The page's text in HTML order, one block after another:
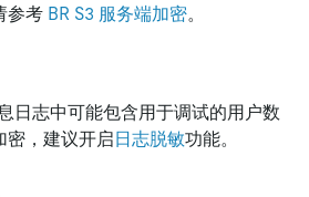
参考 BR S3 服务端加密。
日志中可能包含用于调试的用户数
密，建议开启 日志脱敏功能。